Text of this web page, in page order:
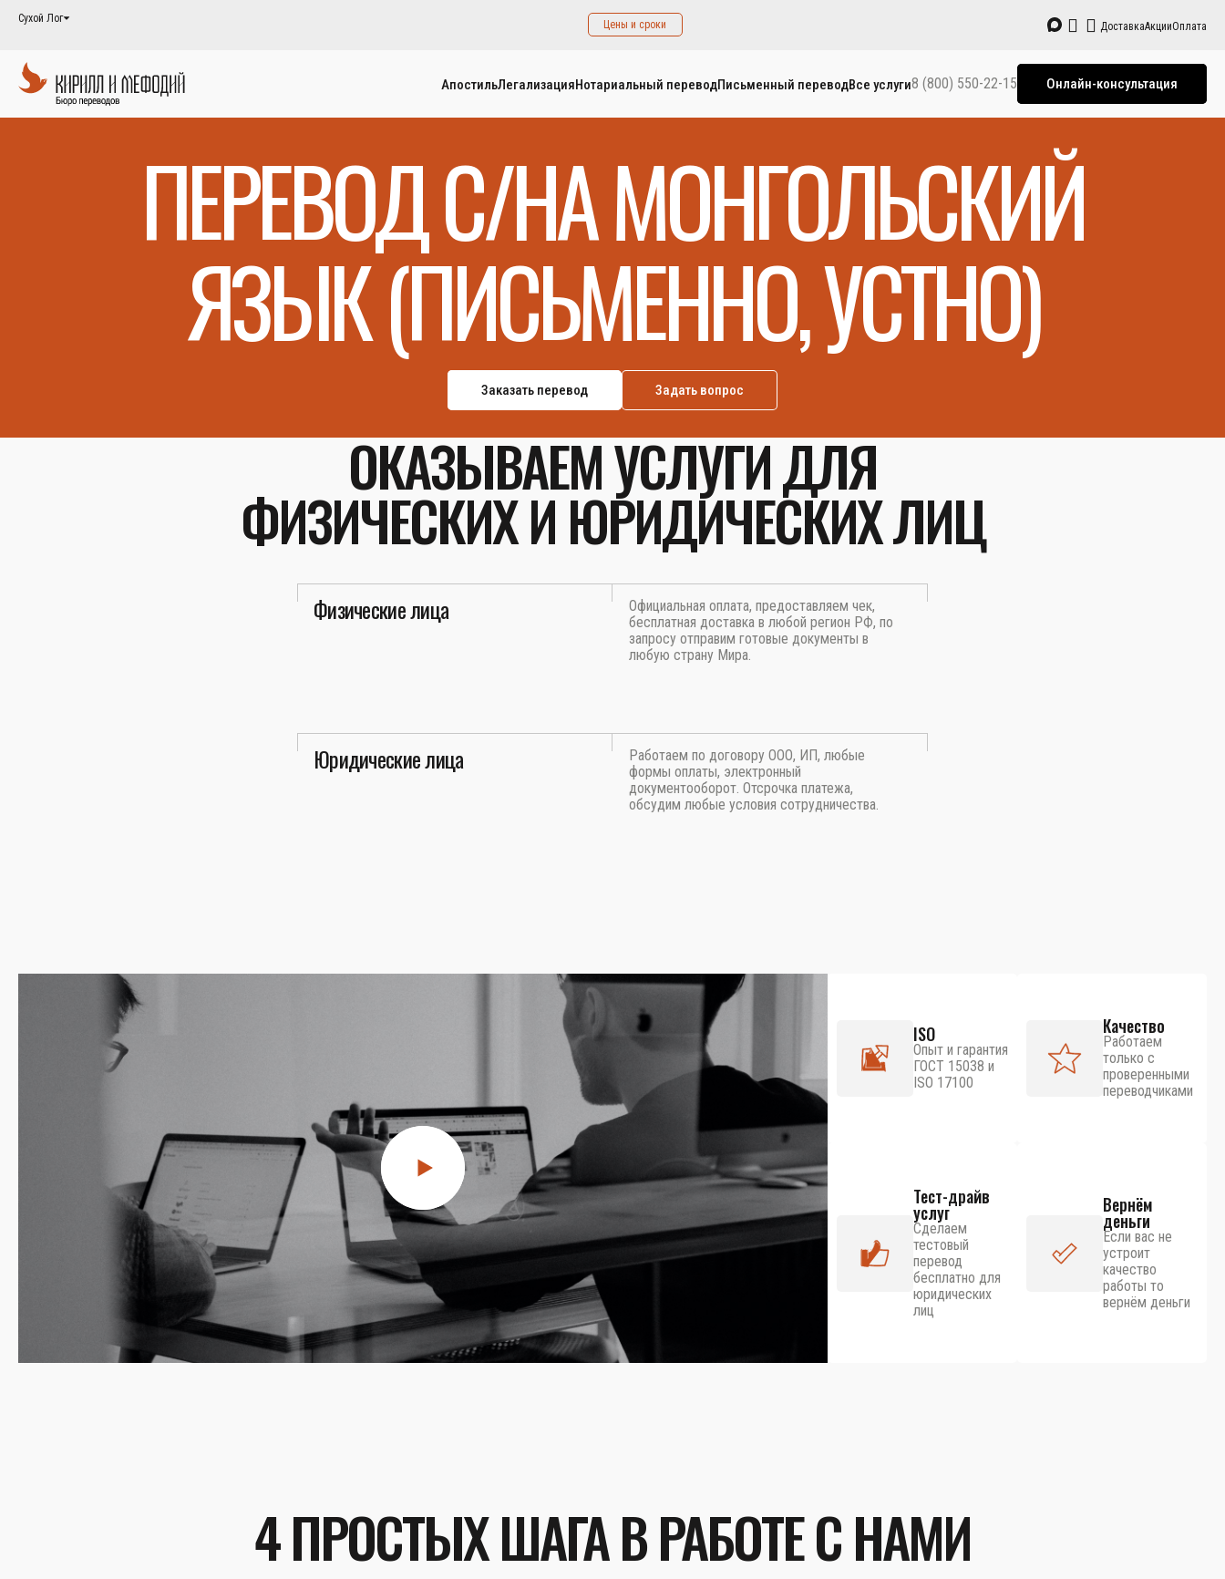
Сухой Лог Цены и сроки ДоставкаАкцииОплата
АпостильЛегализацияНотариальный переводПисьменный переводВсе услуги8 (800) 550-22-15 Онлайн-консультация
ПЕРЕВОД С/НА МОНГОЛЬСКИЙ
ЯЗЫК (ПИСЬМЕННО, УСТНО)
Заказать перевод Задать вопрос
ОКАЗЫВАЕМ УСЛУГИ ДЛЯ
ФИЗИЧЕСКИХ И ЮРИДИЧЕСКИХ ЛИЦ
Физические лица
Официальная оплата, предоставляем чек,
бесплатная доставка в любой регион РФ, по
запросу отправим готовые документы в
любую страну Мира.
Юридические лица
Работаем по договору ООО, ИП, любые
формы оплаты, электронный
документооборот. Отсрочка платежа,
обсудим любые условия сотрудничества.
ISO
Опыт и гарантия
ГОСТ 15038 и
ISO 17100
Качество
Работаем
только с
проверенными
переводчиками
Тест-драйв
услуг
Сделаем
тестовый
перевод
бесплатно для
юридических
лиц
Вернём
деньги
Если вас не
устроит
качество
работы то
вернём деньги
4 ПРОСТЫХ ШАГА В РАБОТЕ С НАМИ